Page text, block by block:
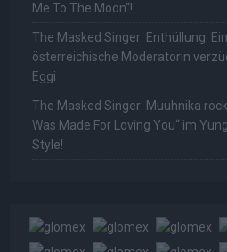
Me To The Moon“!
The Masked Singer: Enthüllung:
österreichische Moderatorin
Eggi
The Masked Singer: Muuhnika
Was Made For Loving You“ im
Style!